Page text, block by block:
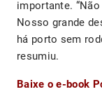
importante.
Nosso grande
há porto sem
resumiu.
Baixe o e-book